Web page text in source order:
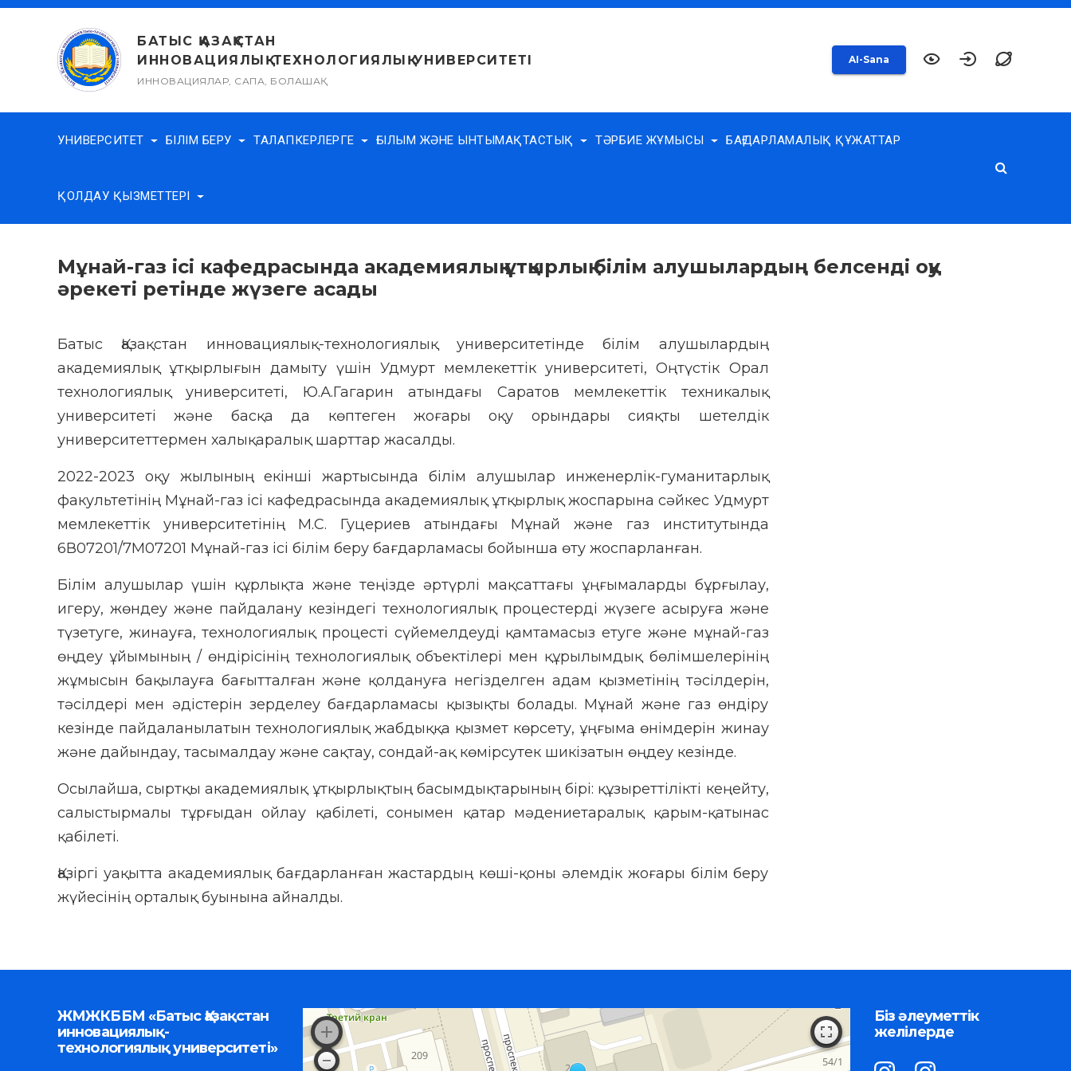
Skip
БАТЫС ҚАЗАҚСТАН
ИННОВАЦИЯЛЫҚ-ТЕХНОЛОГИЯЛЫҚ УНИВЕРСИТЕТІ
ИННОВАЦИЯЛАР, САПА, БОЛАШАҚ
AI-Sana
УНИВЕРСИТЕТ БІЛІМ БЕРУ ТАЛАПКЕРЛЕРГЕ ҒЫЛЫМ ЖӘНЕ ЫНТЫМАҚТАСТЫҚ ТӘРБИЕ ЖҰМЫСЫ БАҒДАРЛАМАЛЫҚ ҚҰЖАТТАР
ҚОЛДАУ ҚЫЗМЕТТЕРІ
Мұнай-газ ісі кафедрасында академиялық ұтқырлық білім алушылардың белсенді оқу
әрекеті ретінде жүзеге асады
Батыс Қазақстан инновациялық-технологиялық университетінде білім алушылардың
академиялық ұтқырлығын дамыту үшін Удмурт мемлекеттік университеті, Оңтүстік Орал
технологиялық университеті, Ю.А.Гагарин атындағы Саратов мемлекеттік техникалық
университеті және басқа да көптеген жоғары оқу орындары сияқты шетелдік
университеттермен халықаралық шарттар жасалды.
2022-2023 оқу жылының екінші жартысында білім алушылар инженерлік-гуманитарлық
факультетінің Мұнай-газ ісі кафедрасында академиялық ұтқырлық жоспарына сәйкес Удмурт
мемлекеттік университетінің М.С. Гуцериев атындағы Мұнай және газ институтында
6В07201/7М07201 Мұнай-газ ісі білім беру бағдарламасы бойынша өту жоспарланған.
Білім алушылар үшін құрлықта және теңізде әртүрлі мақсаттағы ұңғымаларды бұрғылау,
игеру, жөндеу және пайдалану кезіндегі технологиялық процестерді жүзеге асыруға және
түзетуге, жинауға, технологиялық процесті сүйемелдеуді қамтамасыз етуге және мұнай-газ
өңдеу ұйымының / өндірісінің технологиялық объектілері мен құрылымдық бөлімшелерінің
жұмысын бақылауға бағытталған және қолдануға негізделген адам қызметінің тәсілдерін,
тәсілдері мен әдістерін зерделеу бағдарламасы қызықты болады. Мұнай және газ өндіру
кезінде пайдаланылатын технологиялық жабдыққа қызмет көрсету, ұңғыма өнімдерін жинау
және дайындау, тасымалдау және сақтау, сондай-ақ көмірсутек шикізатын өңдеу кезінде.
Осылайша, сыртқы академиялық ұтқырлықтың басымдықтарының бірі: құзыреттілікті кеңейту,
салыстырмалы тұрғыдан ойлау қабілеті, сонымен қатар мәдениетаралық қарым-қатынас
қабілеті.
Қазіргі уақытта академиялық бағдарланған жастардың көші-қоны әлемдік жоғары білім беру
жүйесінің орталық буынына айналды.
ЖМЖКББМ «Батыс Қазақстан
инновациялық-
технологиялық университеті»
Біз әлеуметтік
желілерде